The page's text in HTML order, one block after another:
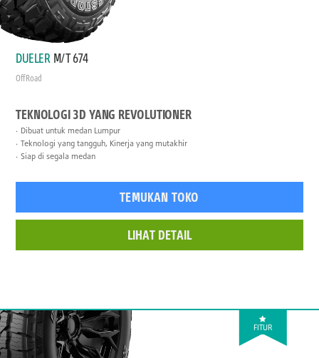
DUELER M/T 674
Off Road
TEKNOLOGI 3D YANG REVOLUTIONER
Dibuat untuk medan Lumpur
Teknologi yang tangguh, Kinerja yang mutakhir
Siap di segala medan
TEMUKAN TOKO
LIHAT DETAIL
FITUR